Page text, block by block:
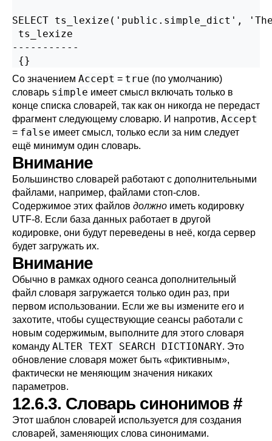
SELECT ts_lexize('public.simple_dict',
ts_lexize
-----------
Со значением Accept = true (по умолчанию)
словарь simple имеет смысл включать только в
конце списка словарей, так как он никогда не передаст
фрагмент следующему словарю. И напротив, Accept
= false имеет смысл, только если за ним следует
ещё минимум один словарь.
Внимание
Большинство словарей работают с дополнительными
файлами, например, файлами стоп-слов.
Содержимое этих файлов должно иметь кодировку
UTF-8. Если база данных работает в другой
кодировке, они будут переведены в неё, когда сервер
будет загружать их.
Внимание
Обычно в рамках одного сеанса дополнительный
файл словаря загружается только один раз, при
первом использовании. Если же вы измените его и
захотите, чтобы существующие сеансы работали с
новым содержимым, выполните для этого словаря
команду ALTER TEXT SEARCH DICTIONARY. Это
обновление словаря может быть «фиктивным»,
фактически не меняющим значения никаких
параметров.
12.6.3. Словарь синонимов #
Этот шаблон словарей используется для создания
словарей, заменяющих слова синонимами.